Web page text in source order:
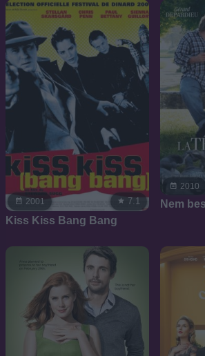
2001 7.1
Kiss Kiss Bang Bang
2010
Nem